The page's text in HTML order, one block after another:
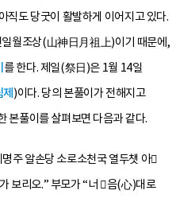
직도 당굿이 활발하게 이어지고 있다.
일월조상(山神日月祖上)이기 때문에,
를 한다. 제일(祭日)은 1월 14일
)이다. 당의 본풀이가 전해지고
본풀이를 살펴보면 다음과 같다.
주 알손당 소로소천국 열두챗 아
보리오.” 부모가 “너 음(心)대로